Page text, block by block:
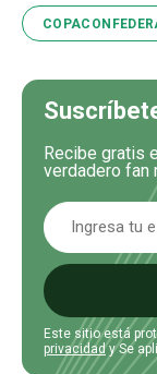
Recibe gratis
verdadero fan
Este sitio está
privacidady Se